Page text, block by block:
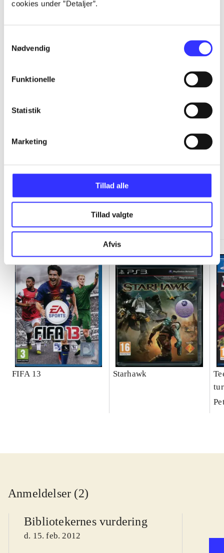
cookies under ”Detaljer”.
Nødvendig
Funktionelle
Statistik
Marketing
Tillad alle
Tillad valgte
Afvis
...
...
...
FIFA 13 Starhawk
Anmeldelser (2)
Bibliotekernes vurdering
d. 15. feb. 2012